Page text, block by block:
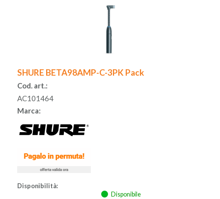
SHURE BETA98AMP-C-3PK Pack
Cod. art.:
AC101464
Marca:
Disponibilità:
Disponibile